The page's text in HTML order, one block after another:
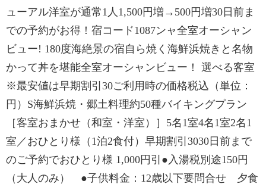
ューアル洋室が通常1人1,500円増→500円増30日前ま
での予約がお得！宿コード1087ンャ全室オーシャン
ビュー! 180度海絶景の宿自ら焼く海鮮浜焼きと名物
かって丼を堪能全室オーシャンビュー！ 選べる客室
※最安値は早期割引30ご利用時の価格税込（単位：
円）S海鮮浜焼・郷土料理約50種バイキングプラン
［客室おまかせ（和室・洋室）］5名1室4名1室2名1
室／おひとり様（1泊2食付）早期割引3030日前まで
のご予約でおひとり様 1,000円引●入湯税別途150円
（大人のみ） ●子供料金：12歳以下要問合せ 夕食